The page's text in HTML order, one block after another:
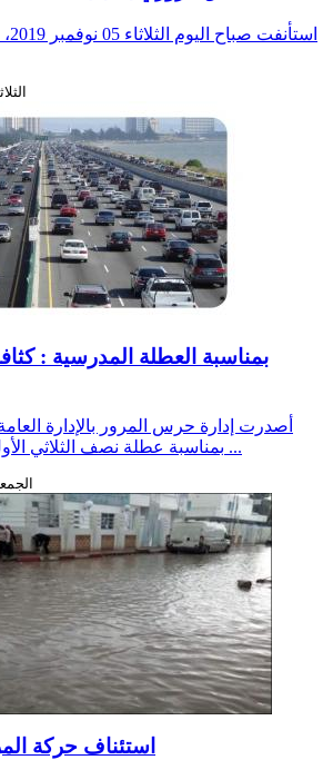
الثلاثاء، 5
بمناسبة العطلة المدرسية :
أصدرت إدارة حرس المرور بالإدارة
بمناسبة عطلة نصف الثلاثي الأول المدرسيّة لسنة 201 ...
الجمعة، 26 أكتوبر،
استئناف حركة